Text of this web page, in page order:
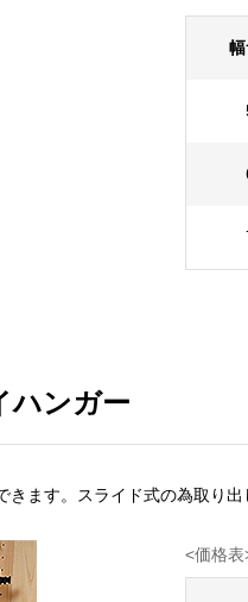
ハンガー
ます。スライド式の為取り出
<